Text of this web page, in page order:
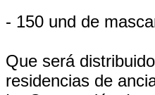
- 150 und de
Que será
residencias de